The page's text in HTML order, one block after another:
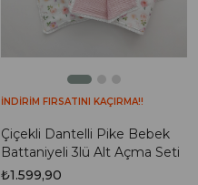
Çiçekli Dantelli Pike Bebek
Battaniyeli 3lü Alt Açma Seti
₺1.599,90
İNDİRİM FIRSATINI KAÇIRMA!!